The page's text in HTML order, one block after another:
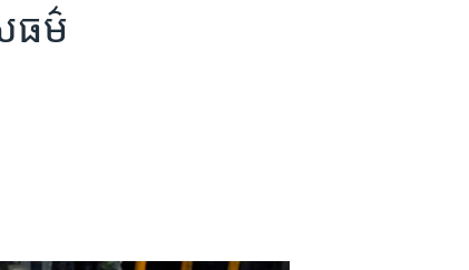
ធម៌